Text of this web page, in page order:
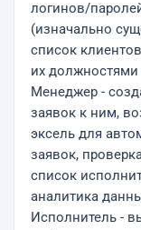
логинов/
(изначально
список
их
Менеджер -
заявок к ним,
эксель для
заявок,
список
аналитика
Исполнитель -